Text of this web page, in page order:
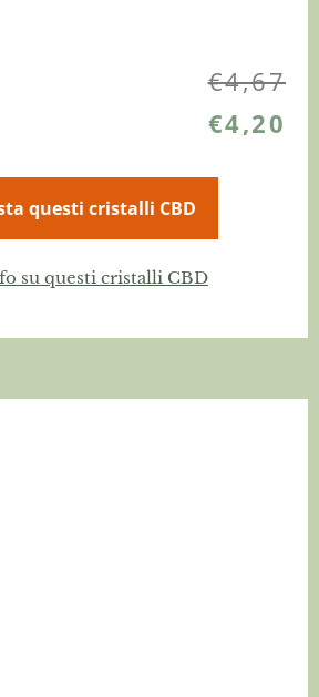
€4,67
€4,20
questi cristalli CBD
su questi cristalli CBD